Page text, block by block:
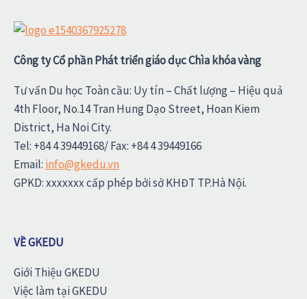
Công ty Cổ phần Phát triển giáo dục Chìa khóa vàng
Tư vấn Du học Toàn cầu: Uy tín – Chất lượng – Hiệu quả
4th Floor, No.14 Tran Hung Dạo Street, Hoan Kiem
District, Ha Noi City.
Tel: +84 4 39449168/ Fax: +84 4 39449166
Email: info@gkedu.vn
GPKD: xxxxxxx cấp phép bởi sở KHĐT TP.Hà Nội.
VỀ GKEDU
Giới Thiệu GKEDU
Việc làm tại GKEDU